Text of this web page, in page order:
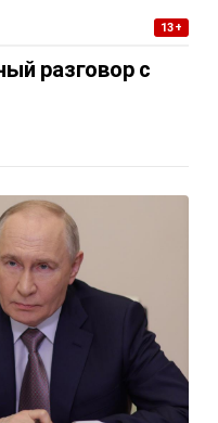
13+
разговор с